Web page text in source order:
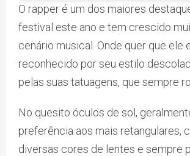
O rapper é um dos maiores
festival este ano e tem crescido
cenário musical. Onde quer que ele
reconhecido por seu estilo
pelas suas tatuagens, que sempre
No quesito óculos de sol,
preferência aos mais retangulares,
diversas cores de lentes e sempre